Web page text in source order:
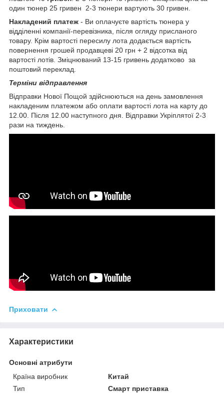
один тюнер 25 гривен 2-3 тюнери вартують 30 гривен.
Накладений платеж - Ви оплачуєте вартість тюнера у
відділенні компанії-перевізника, після огляду присланого
товару. Крім вартості пересилу лота додається вартість
повернення грошей продавцеві 20 грн + 2 відсотка від
вартості лотів. Зміцнюваний 13-15 гривень додатково за
поштовий переклад.
Терміни відправлення
Відправки Нової Пощой здійснюються на день замовлення
накладеним платежом або оплати вартості лота на карту до
12.00. Після 12.00 наступного дня. Відправки Укріплятої 2-3
рази на тиждень.
Приховати
Характеристики
Основні атрибути
Країна виробник
Китай
Тип
Смарт приставка